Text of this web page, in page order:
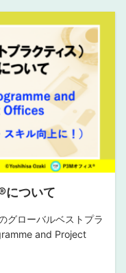
について
グローバルベストプラ
and Project